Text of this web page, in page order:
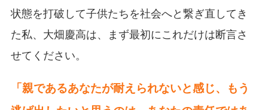
状態を打破して子供たちを社会へと繋ぎ直してき
た私、大畑慶高は、まず最初にこれだけは断言さ
せてください。
「親であるあなたが耐えられないと感じ、もう